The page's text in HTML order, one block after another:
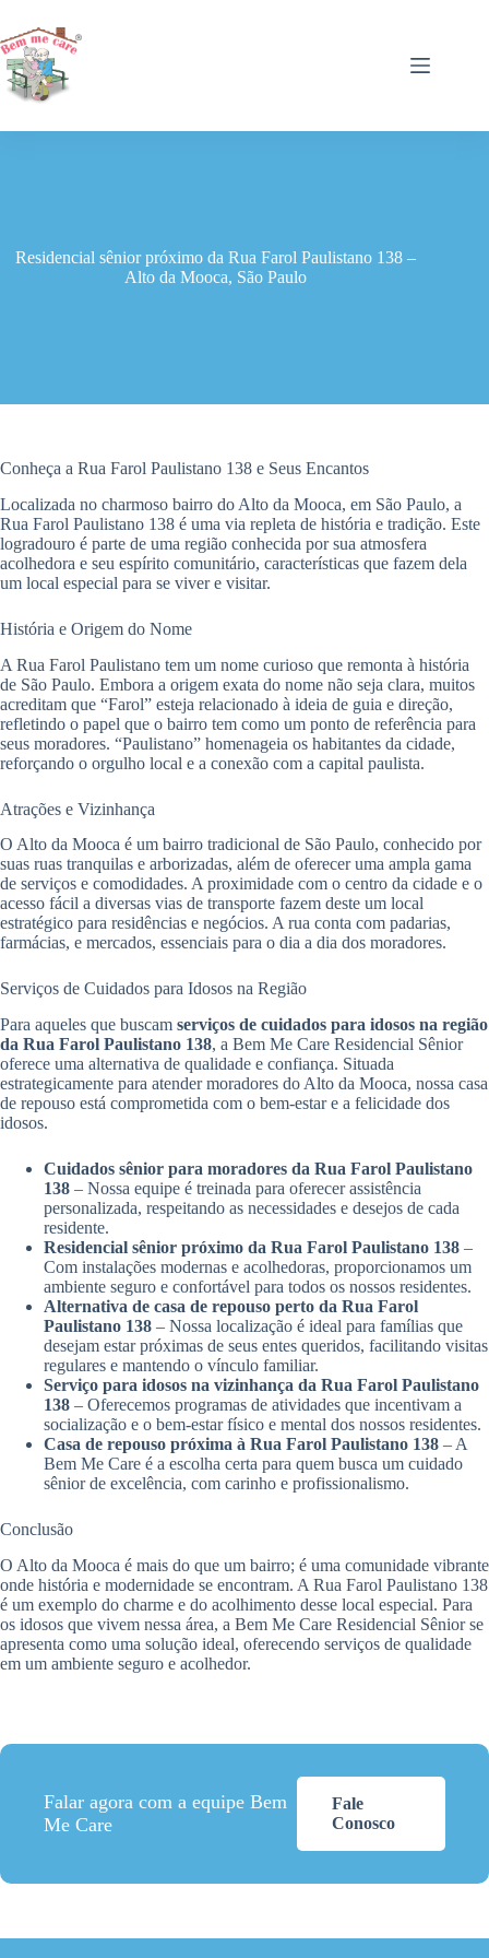
para
o
conteúdo
Residencial sênior próximo da Rua Farol Paulistano 138 –
Alto da Mooca, São Paulo
Conheça a Rua Farol Paulistano 138 e Seus Encantos
Localizada no charmoso bairro do Alto da Mooca, em São Paulo, a
Rua Farol Paulistano 138 é uma via repleta de história e tradição. Este
logradouro é parte de uma região conhecida por sua atmosfera
acolhedora e seu espírito comunitário, características que fazem dela
um local especial para se viver e visitar.
História e Origem do Nome
A Rua Farol Paulistano tem um nome curioso que remonta à história
de São Paulo. Embora a origem exata do nome não seja clara, muitos
acreditam que “Farol” esteja relacionado à ideia de guia e direção,
refletindo o papel que o bairro tem como um ponto de referência para
seus moradores. “Paulistano” homenageia os habitantes da cidade,
reforçando o orgulho local e a conexão com a capital paulista.
Atrações e Vizinhança
O Alto da Mooca é um bairro tradicional de São Paulo, conhecido por
suas ruas tranquilas e arborizadas, além de oferecer uma ampla gama
de serviços e comodidades. A proximidade com o centro da cidade e o
acesso fácil a diversas vias de transporte fazem deste um local
estratégico para residências e negócios. A rua conta com padarias,
farmácias, e mercados, essenciais para o dia a dia dos moradores.
Serviços de Cuidados para Idosos na Região
Para aqueles que buscam serviços de cuidados para idosos na região
da Rua Farol Paulistano 138, a Bem Me Care Residencial Sênior
oferece uma alternativa de qualidade e confiança. Situada
estrategicamente para atender moradores do Alto da Mooca, nossa casa
de repouso está comprometida com o bem-estar e a felicidade dos
idosos.
Cuidados sênior para moradores da Rua Farol Paulistano
138 – Nossa equipe é treinada para oferecer assistência
personalizada, respeitando as necessidades e desejos de cada
residente.
Residencial sênior próximo da Rua Farol Paulistano 138 –
Com instalações modernas e acolhedoras, proporcionamos um
ambiente seguro e confortável para todos os nossos residentes.
Alternativa de casa de repouso perto da Rua Farol
Paulistano 138 – Nossa localização é ideal para famílias que
desejam estar próximas de seus entes queridos, facilitando visitas
regulares e mantendo o vínculo familiar.
Serviço para idosos na vizinhança da Rua Farol Paulistano
138 – Oferecemos programas de atividades que incentivam a
socialização e o bem-estar físico e mental dos nossos residentes.
Casa de repouso próxima à Rua Farol Paulistano 138 – A
Bem Me Care é a escolha certa para quem busca um cuidado
sênior de excelência, com carinho e profissionalismo.
Conclusão
O Alto da Mooca é mais do que um bairro; é uma comunidade vibrante
onde história e modernidade se encontram. A Rua Farol Paulistano 138
é um exemplo do charme e do acolhimento desse local especial. Para
os idosos que vivem nessa área, a Bem Me Care Residencial Sênior se
apresenta como uma solução ideal, oferecendo serviços de qualidade
em um ambiente seguro e acolhedor.
Falar agora com a equipe Bem
Me Care
Fale
Conosco